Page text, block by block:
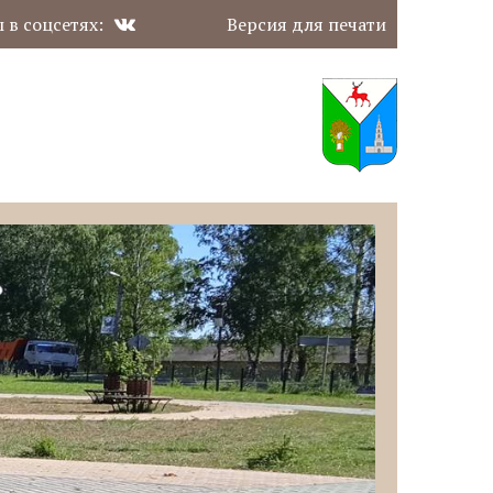
соцсетях: Версия для печати